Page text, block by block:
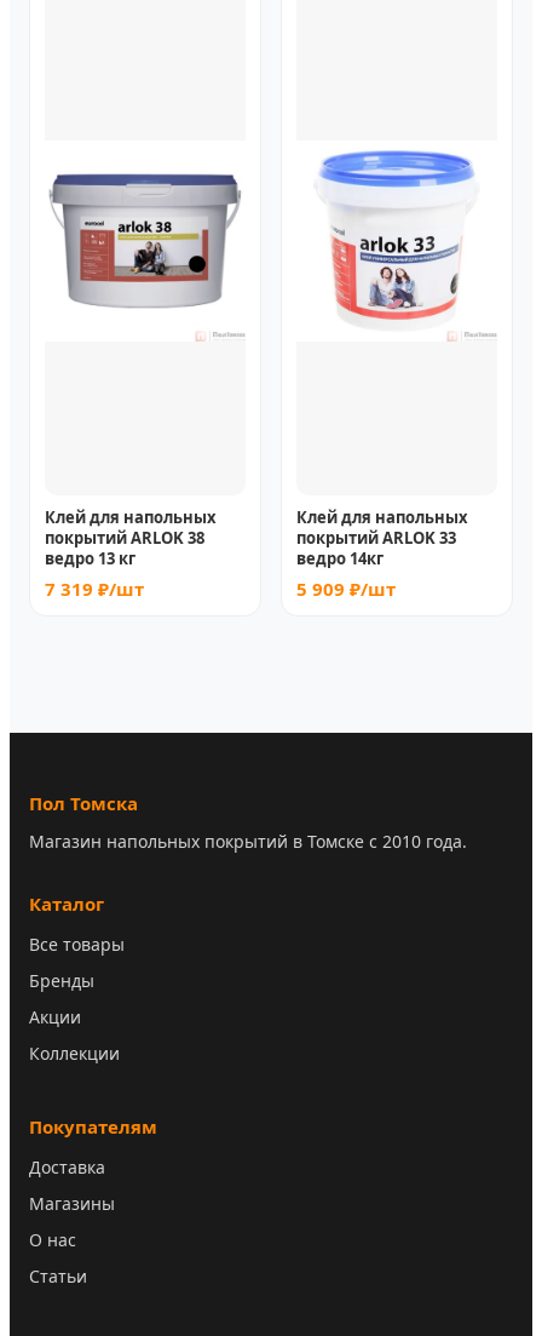
Клей для напольных
покрытий ARLOK 38
ведро 13 кг
7 319 ₽/шт
Клей для напольных
покрытий ARLOK 33
ведро 14кг
5 909 ₽/шт
Пол Томска
Магазин напольных покрытий в Томске с 2010 года.
Каталог
Все товары
Бренды
Акции
Коллекции
Покупателям
Доставка
Магазины
О нас
Статьи